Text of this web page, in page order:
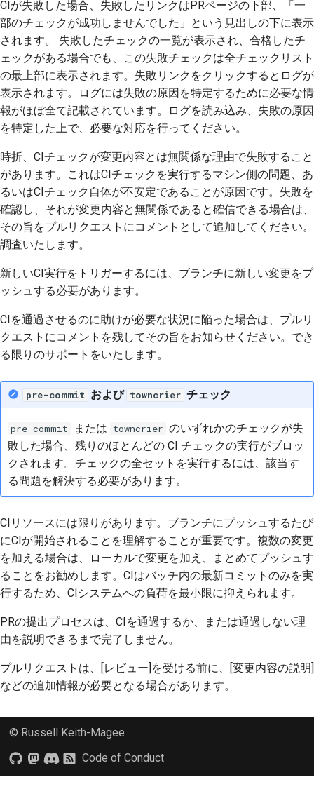
CIが失敗した場合、失敗したリンクはPRページの下部、「一
部のチェックが成功しませんでした」という見出しの下に表示
されます。 失敗したチェックの一覧が表示され、合格したチ
ェックがある場合でも、この失敗チェックは全チェックリスト
の最上部に表示されます。失敗リンクをクリックするとログが
表示されます。ログには失敗の原因を特定するために必要な情
報がほぼ全て記載されています。ログを読み込み、失敗の原因
を特定した上で、必要な対応を行ってください。
時折、CIチェックが変更内容とは無関係な理由で失敗すること
があります。これはCIチェックを実行するマシン側の問題、あ
るいはCIチェック自体が不安定であることが原因です。失敗を
確認し、それが変更内容と無関係であると確信できる場合は、
その旨をプルリクエストにコメントとして追加してください。
調査いたします。
新しいCI実行をトリガーするには、ブランチに新しい変更をプ
ッシュする必要があります。
CIを通過させるのに助けが必要な状況に陥った場合は、プルリ
クエストにコメントを残してその旨をお知らせください。でき
る限りのサポートをいたします。
pre-commit および towncrier チェック
pre-commit または towncrier のいずれかのチェックが失
敗した場合、残りのほとんどの CI チェックの実行がブロッ
クされます。チェックの全セットを実行するには、該当す
る問題を解決する必要があります。
CIリソースには限りがあります。ブランチにプッシュするたび
にCIが開始されることを理解することが重要です。複数の変更
を加える場合は、ローカルで変更を加え、まとめてプッシュす
ることをお勧めします。CIはバッチ内の最新コミットのみを実
行するため、CIシステムへの負荷を最小限に抑えられます。
PRの提出プロセスは、CIを通過するか、または通過しない理
由を説明できるまで完了しません。
プルリクエストは、[レビュー]を受ける前に、[変更内容の説明]
などの追加情報が必要となる場合があります。
© Russell Keith-Magee
Code of Conduct